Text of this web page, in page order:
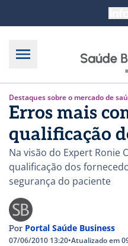
Destaques sobre o mercado de
Erros mais
qualificação
Na visão do Expert Ronie
qualificação dos
segurança do paciente
Por Portal Saúde Business
07/06/2010 13:20•Atualizado em